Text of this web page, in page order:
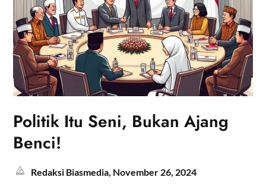
Politik Itu Seni, Bukan Ajang
Benci!
Redaksi Biasmedia, November 26, 2024